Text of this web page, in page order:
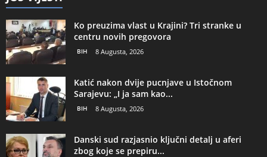
Ko preuzima vlast u Krajini? Tri stranke u
centru novih pregovora
BIH 8 Augusta, 2026
Katić nakon dvije pucnjave u Istočnom
Sarajevu: „I ja sam kao...
BIH 8 Augusta, 2026
Danski sud razjasnio ključni detalj u aferi
zbog koje se prepiru...